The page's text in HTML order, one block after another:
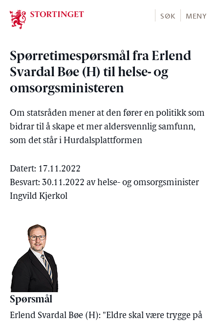
Stortinget.no
SØK MENY
Spørretimespørsmål fra Erlend
Svardal Bøe (H) til helse- og
omsorgsministeren
Om statsråden mener at den fører en politikk som
bidrar til å skape et mer aldersvennlig samfunn,
som det står i Hurdalsplattformen
Datert: 17.11.2022
Besvart: 30.11.2022 av helse- og omsorgsminister
Ingvild Kjerkol
Spørsmål
Erlend Svardal Bøe (H): "Eldre skal være trygge på